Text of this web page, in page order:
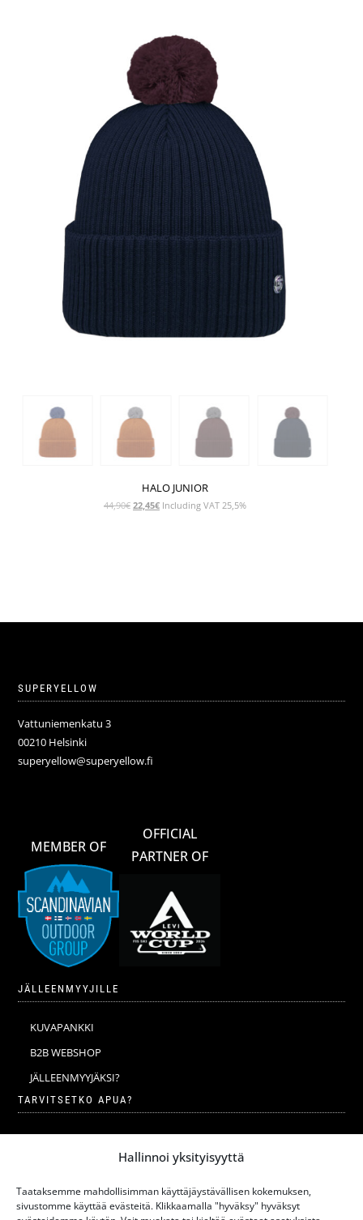
Hallinnoi yksityisyyttä
Taataksemme mahdollisimman käyttäjäystävällisen kokemuksen,
sivustomme käyttää evästeitä. Klikkaamalla "hyväksy" hyväksyt
HALO JUNIOR
44,90€ Alkuperäinen
22,45€Nykyinen
Including VAT 25,5%
SUPERYELLOW
Vattuniemenkatu 3
00210 Helsinki
superyellow@superyellow.fi
MEMBER OF
OFFICIAL
PARTNER OF
JÄLLEENMYYJILLE
KUVAPANKKI
B2B WEBSHOP
JÄLLEENMYYJÄKSI?
TARVITSETKO APUA?
VERKKOKAUPAN YLEISET EHDOT
MERINOVILLAN PESU JA HOITO-OHJEET
KOKOTAULUKKO